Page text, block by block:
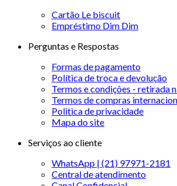
Cartão Le biscuit
Empréstimo Dim Dim
Perguntas e Respostas
Formas de pagamento
Política de troca e devolução
Termos e condições - retirada
Termos de compras
Politica de privacidade
Mapa do site
Serviços ao cliente
WhatsApp | (21) 97971-2181
Central de atendimento